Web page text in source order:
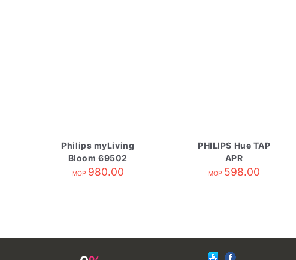
Philips myLiving
Bloom 69502
MOP 980.00
PHILIPS Hue TAP
APR
MOP 598.00